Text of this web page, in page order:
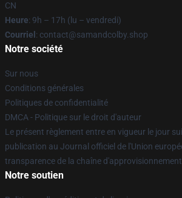
CN
Heure: 9h – 17h (lu – vendredi)
Courriel : contact@samandcolby.shop
Notre société
Sur nous
Conditions générales
Politiques de confidentialité
DMCA - Politique sur le droit d'auteur
Le présent règlement entre en vigueur le jour
publication au Journal officiel de l'Union
transparence de la chaîne d'approvisionnement
Notre soutien